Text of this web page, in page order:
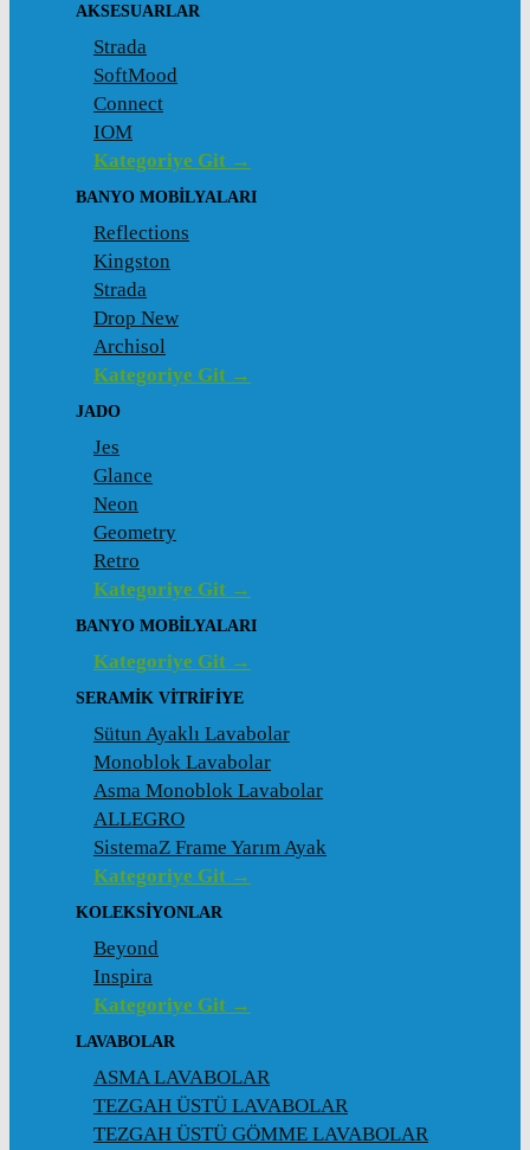
AKSESUARLAR
Strada
SoftMood
Connect
IOM
Kategoriye Git →
BANYO MOBILYALARI
Reflections
Kingston
Strada
Drop New
Archisol
Kategoriye Git →
JADO
Jes
Glance
Neon
Geometry
Retro
Kategoriye Git →
BANYO MOBILYALARI
Kategoriye Git →
SERAMIK VITRIFIYE
Sütun Ayaklı Lavabolar
Monoblok Lavabolar
Asma Monoblok Lavabolar
ALLEGRO
SistemaZ Frame Yarım Ayak
Kategoriye Git →
KOLEKSİYONLAR
Beyond
Inspira
Kategoriye Git →
LAVABOLAR
ASMA LAVABOLAR
TEZGAH ÜSTÜ LAVABOLAR
TEZGAH ÜSTÜ GÖMME LAVABOLAR